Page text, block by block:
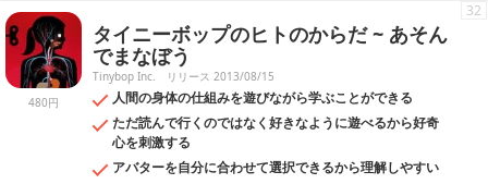
480円
タイニーボップのヒトのからだ ~ あそん
でまなぼう
Tinybop Inc. リリース 2013/08/15
人間の身体の仕組みを遊びながら学ぶことができる
ただ読んで行くのではなく好きなように遊べるから好奇
心を刺激する
アバターを自分に合わせて選択できるから理解しやすい
32